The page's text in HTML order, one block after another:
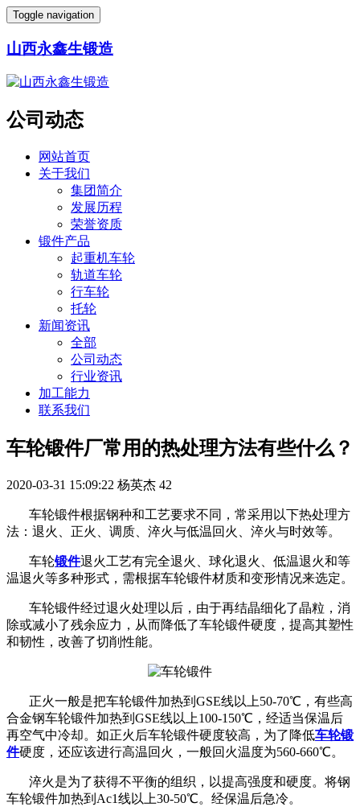
Toggle navigation
山西永鑫生锻造
公司动态
网站首页
关于我们
集团简介
发展历程
荣誉资质
锻件产品
起重机车轮
轨道车轮
行车轮
托轮
新闻资讯
全部
公司动态
行业资讯
加工能力
联系我们
车轮锻件厂常用的热处理方法有些什么？
2020-03-31 15:09:22 杨英杰 42
车轮锻件根据钢种和工艺要求不同，常采用以下热处理方
法：退火、正火、调质、淬火与低温回火、淬火与时效等。
车轮锻件退火工艺有完全退火、球化退火、低温退火和等
温退火等多种形式，需根据车轮锻件材质和变形情况来选定。
车轮锻件经过退火处理以后，由于再结晶细化了晶粒，消
除或减小了残余应力，从而降低了车轮锻件硬度，提高其塑性
和韧性，改善了切削性能。
正火一般是把车轮锻件加热到GSE线以上50-70℃，有些高
合金钢车轮锻件加热到GSE线以上100-150℃，经适当保温后
再空气中冷却。如正火后车轮锻件硬度较高，为了降低车轮锻
件硬度，还应该进行高温回火，一般回火温度为560-660℃。
淬火是为了获得不平衡的组织，以提高强度和硬度。将钢
车轮锻件加热到Ac1线以上30-50℃。经保温后急冷。